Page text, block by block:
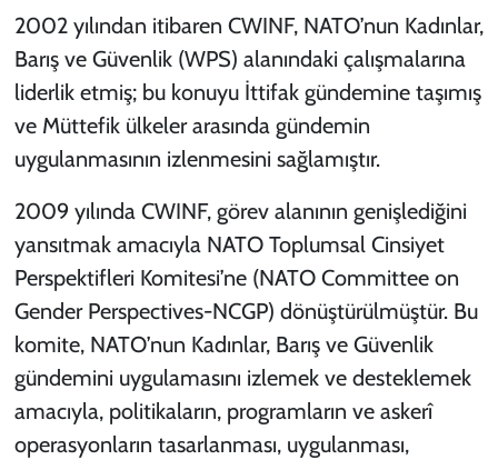
2002 yılından itibaren CWINF, NATO’nun Kadınlar,
Barış ve Güvenlik (WPS) alanındaki çalışmalarına
liderlik etmiş; bu konuyu İttifak gündemine taşımış
ve Müttefik ülkeler arasında gündemin
uygulanmasının izlenmesini sağlamıştır.
2009 yılında CWINF, görev alanının genişlediğini
yansıtmak amacıyla NATO Toplumsal Cinsiyet
Perspektifleri Komitesi’ne (NATO Committee on
Gender Perspectives-NCGP) dönüştürülmüştür. Bu
komite, NATO’nun Kadınlar, Barış ve Güvenlik
gündemini uygulamasını izlemek ve desteklemek
amacıyla, politikaların, programların ve askerî
operasyonların tasarlanması, uygulanması,